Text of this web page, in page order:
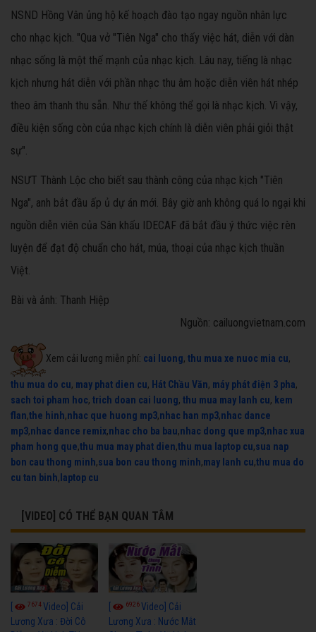
NSND Hồng Vân ủng hộ kế hoạch đào tạo ngay nguồn nhân lực
cho nhạc kịch. "Qua vở "Tiên Nga" cho thấy việc hát, diễn với dàn
nhạc sống là một thế mạnh của nhạc kịch. Lâu nay, tiếng là nhạc
kịch nhưng hát diễn với phần nhạc thu âm hoặc diễn viên hát nhép
theo âm thanh thu sẵn. Như thế không thể gọi là nhạc kịch. Vì vậy,
điều kiện sống còn của nhạc kịch chính là diễn viên phải giỏi thật
sự".
NSƯT Thành Lộc cho biết sau thành công của nhạc kịch "Tiên
Nga", anh bắt đầu ấp ủ dự án mới. Bây giờ anh không quá lo ngại khi
nguồn diễn viên của Sân khấu IDECAF đã bắt đầu ý thức việc rèn
luyện để đạt độ chuẩn cho hát, múa, thoại của nhạc kịch thuần
Việt.
Bài và ảnh: Thanh Hiệp
Nguồn: cailuongvietnam.com
Xem cải lương miễn phí: cai luong, thu mua xe nuoc mia cu,
thu mua do cu, may phat dien cu, Hát Chầu Văn, máy phát điện 3 pha,
sach toi pham hoc, trich doan cai luong, thu mua may lanh cu, kem
flan,the hinh,nhac que huong mp3,nhac han mp3,nhac dance
mp3,nhac dance remix,nhac cho ba bau,nhac dong que mp3,nhac xua
pham hong que,thu mua may phat dien,thu mua laptop cu,sua nap
bon cau thong minh,sua bon cau thong minh,may lanh cu,thu mua do
cu tan binh, laptop cu
[VIDEO] CÓ THỂ BẠN QUAN TÂM
7674Video] Cải
Lương Xưa : Đời Cô
6926Video] Cải
Lương Xưa : Nước Mắt